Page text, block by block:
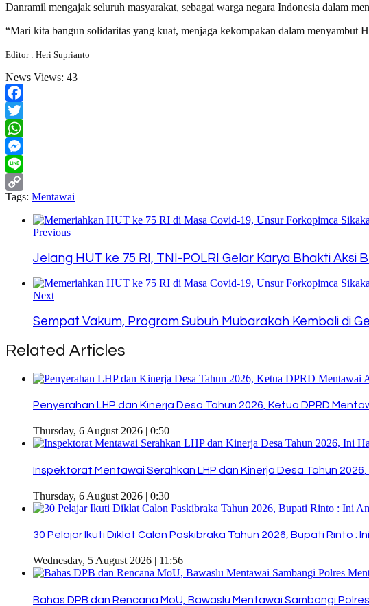
Danramil mengajak seluruh masyarakat, sebagai warga negara Indonesia dalam
“Mari kita bangun solidaritas yang kuat, menjaga kekompakan dalam menyambut
Editor : Heri Suprianto
News Views: 43
Facebook
Twitter
WhatsApp
Messenger
Line
Copy
Link
Tags: Mentawai
Previous
Jelang HUT ke 75 RI, TNI-POLRI Gelar Karya Bhakti Aksi
Next
Sempat Vakum, Program Subuh Mubarakah Kembali di
Related Articles
Penyerahan LHP dan Kinerja Desa Tahun 2026, Ketua DPRD
Thursday, 6 August 2026 | 0:50
Inspektorat Mentawai Serahkan LHP dan Kinerja Desa Tahun
Thursday, 6 August 2026 | 0:30
30 Pelajar Ikuti Diklat Calon Paskibraka Tahun 2026, Bupati Rinto :
Wednesday, 5 August 2026 | 11:56
Bahas DPB dan Rencana MoU, Bawaslu Mentawai Sambangi